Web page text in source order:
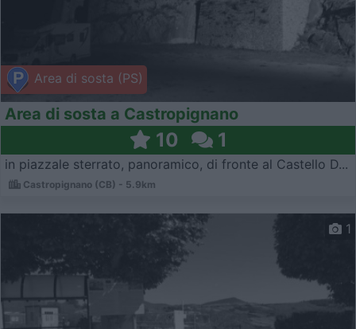
Area di sosta (PS)
Area di sosta a Castropignano
10 1
in piazzale sterrato, panoramico, di fronte al Castello D...
Castropignano (CB) - 5.9km
1